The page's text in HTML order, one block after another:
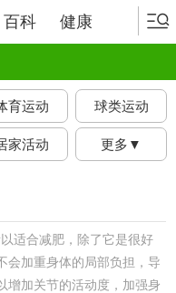
百科 健康
育运动 球类运动
家活动 更多▼
适合减肥，除了它是很好
会加重身体的局部负担，导
增加关节的活动度，加强身